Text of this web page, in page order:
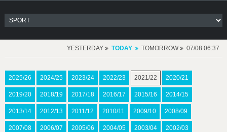
YESTERDAY TODAY TOMORROW 07/08 06:37
2025/26 2024/25 2023/24 2022/23 2021/22 2020/21
2019/20 2018/19 2017/18 2016/17 2015/16 2014/15
2013/14 2012/13 2011/12 2010/11 2009/10 2008/09
2007/08 2006/07 2005/06 2004/05 2003/04 2002/03